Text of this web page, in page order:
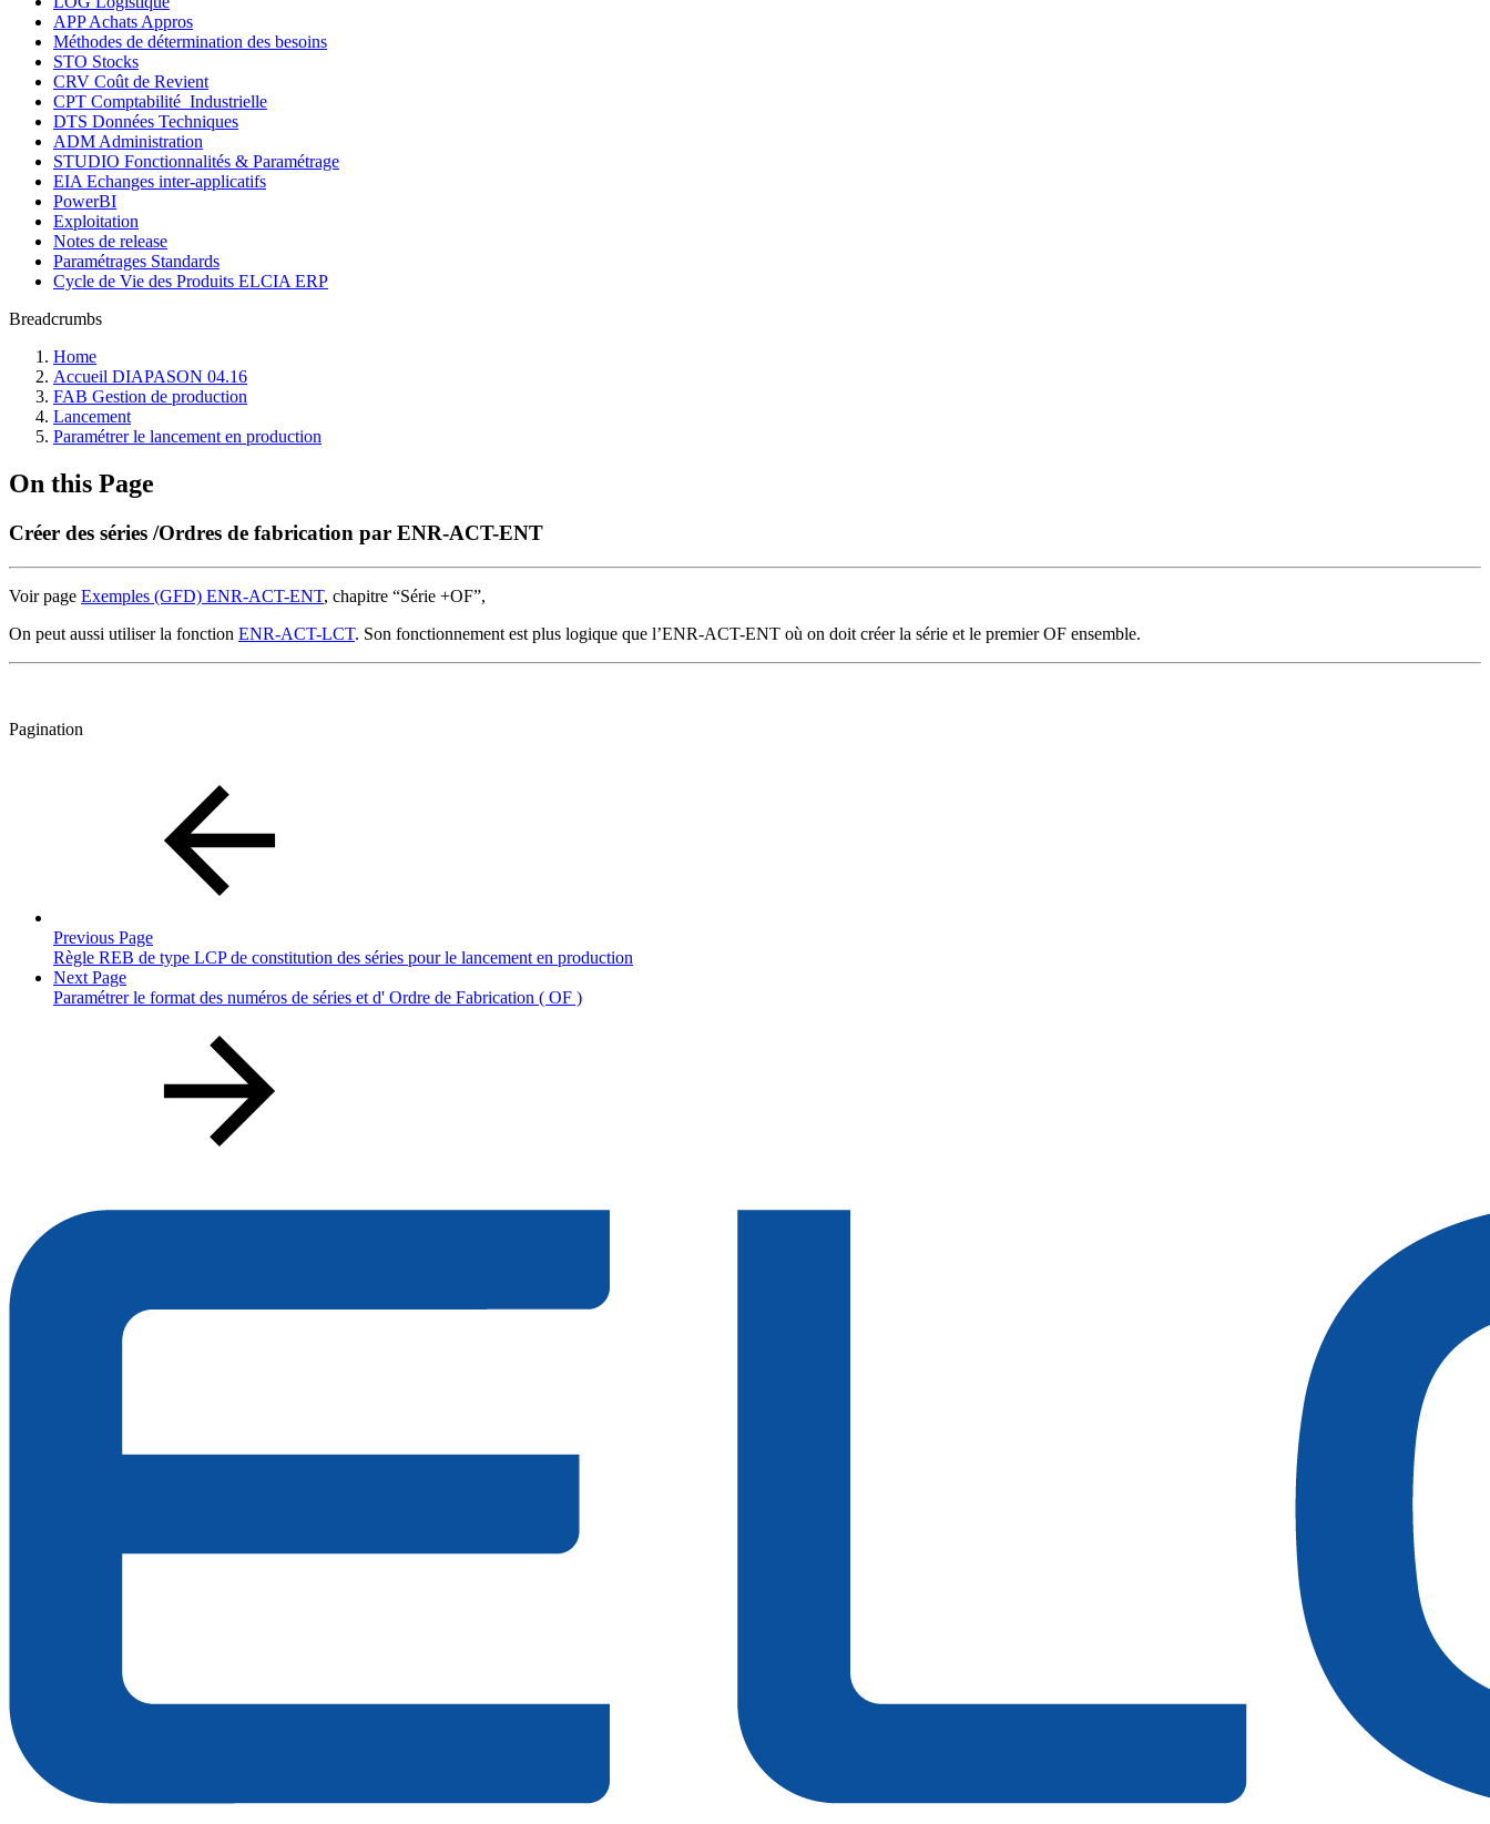
APP Achats Appros
Méthodes de détermination des besoins
STO Stocks
CRV Coût de Revient
CPT Comptabilité_Industrielle
DTS Données Techniques
ADM Administration
STUDIO Fonctionnalités & Paramétrage
EIA Echanges inter-applicatifs
PowerBI
Exploitation
Notes de release
Paramétrages Standards
Cycle de Vie des Produits ELCIA ERP
Breadcrumbs
Home
Accueil DIAPASON 04.16
FAB Gestion de production
Lancement
Paramétrer le lancement en production
On this Page
Créer des séries /Ordres de fabrication par ENR-ACT-ENT
Voir page Exemples (GFD) ENR-ACT-ENT, chapitre “Série +OF”,
On peut aussi utiliser la fonction ENR-ACT-LCT. Son fonctionnement est plus logique que l’ENR-ACT-ENT où on doit créer la série et le premier OF ensemble.
Pagination
Previous Page
Règle REB de type LCP de constitution des séries pour le lancement en production
Next Page
Paramétrer le format des numéros de séries et d' Ordre de Fabrication ( OF )